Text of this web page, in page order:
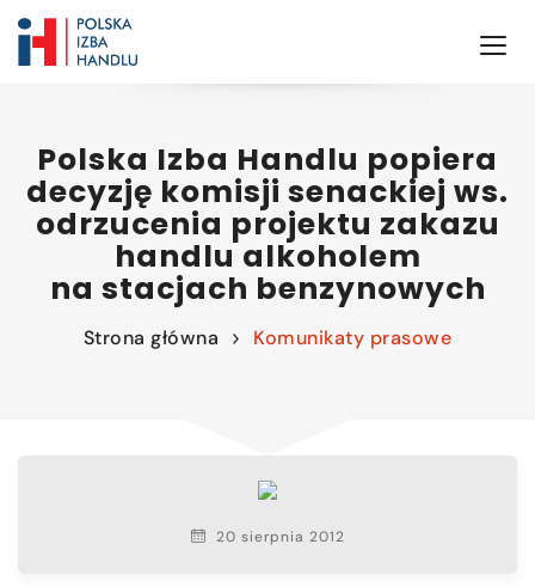
Polska Izba Handlu popiera
decyzję komisji senackiej ws.
odrzucenia projektu zakazu
handlu alkoholem
na stacjach benzynowych
Strona główna Komunikaty prasowe
20 sierpnia 2012